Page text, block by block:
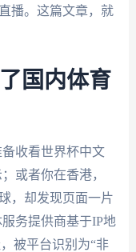
播。这篇文章，就
国内体育
收看世界杯中文
或者你在香港，
，却发现页面一片
务提供商基于IP地
被平台识别为“非